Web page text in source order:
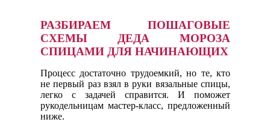
РАЗБИРАЕМ ПОШАГОВЫЕ
СХЕМЫ ДЕДА МОРОЗА
СПИЦАМИ ДЛЯ НАЧИНАЮЩИХ
Процесс достаточно трудоемкий, но те, кто
не первый раз взял в руки вязальные спицы,
легко с задачей справится. И поможет
рукодельницам мастер-класс, предложенный
ниже.